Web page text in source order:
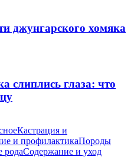
джунгарского хомяка
слиплись глаза: что
Кастрация и
и профилактикаПороды
родаСодержание и уход